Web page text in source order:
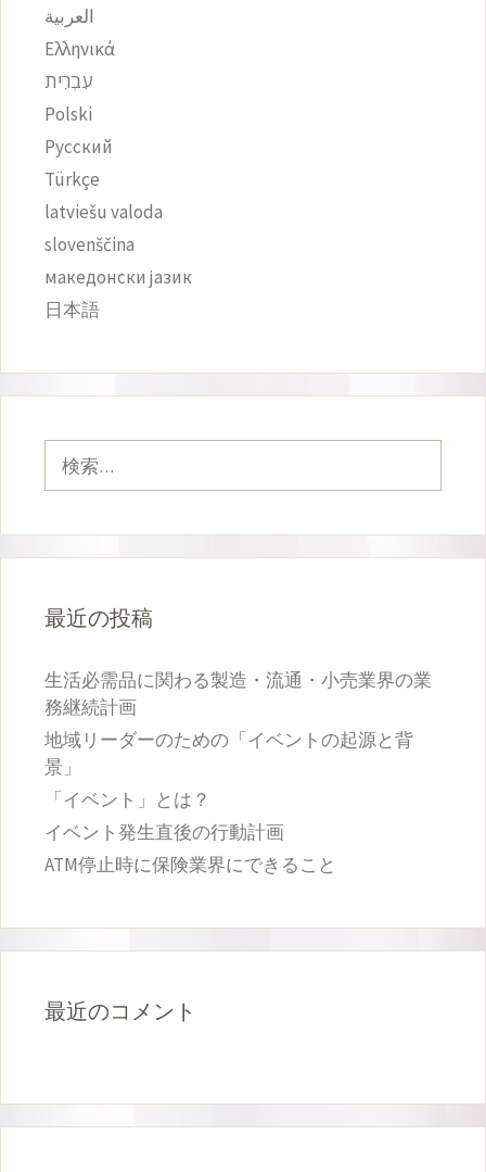
العربية
Ελληνικά
עִבְרִית
Polski
Русский
Türkçe
latviešu valoda
slovenščina
македонски јазик
日本語
最近の投稿
生活必需品に関わる製造・流通・小売業界の業
務継続計画
地域リーダーのための「イベントの起源と背
景」
「イベント」とは？
イベント発生直後の行動計画
ATM停止時に保険業界にできること
最近のコメント